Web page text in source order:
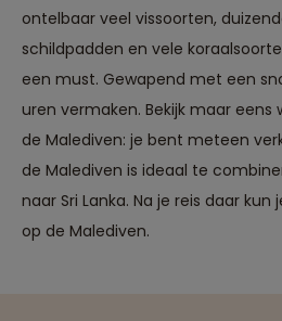
ontelbaar veel vissoorten,
schildpadden en vele
een must. Gewapend met een
uren vermaken. Bekijk maar
de Malediven: je bent meteen
de Malediven is ideaal te
naar Sri Lanka. Na je reis daar
op de Malediven.